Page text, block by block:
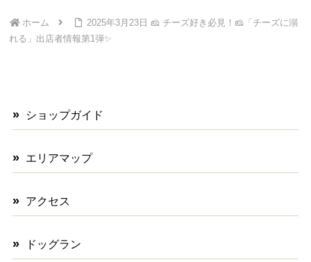
ホーム
2025年3月23日 🧀 チーズ好き必見！🧀「チーズに溺
れる」出店者情報第1弾✨
ショップガイド
エリアマップ
アクセス
ドッグラン